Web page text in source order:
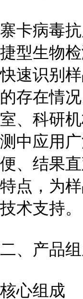
寨卡病毒
捷型生物
快速识别
的存在情
室、科研
测中应用
便、结果
特点，为
技术支持。
二、产品
核心组成